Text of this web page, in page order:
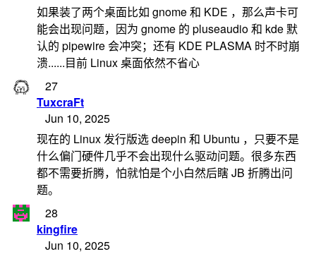
如果装了两个桌面比如 gnome 和 KDE ，那么声卡可
能会出现问题，因为 gnome 的 pluseaudio 和 kde 默
认的 pipewire 会冲突；还有 KDE PLASMA 时不时崩
溃......目前 Linux 桌面依然不省心
27
TuxcraFt
Jun 10, 2025
现在的 Linux 发行版选 deepin 和 Ubuntu ，只要不是
什么偏门硬件几乎不会出现什么驱动问题。很多东西
都不需要折腾，怕就怕是个小白然后瞎 JB 折腾出问
题。
28
kingfire
Jun 10, 2025